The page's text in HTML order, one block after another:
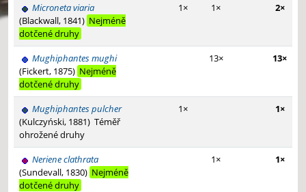
Microneta viaria
(Blackwall, 1841) Nejméně
dotčené druhy
1× 1× 2×
Mughiphantes mughi
(Fickert, 1875) Nejméně
dotčené druhy
13× 13×
Mughiphantes pulcher
(Kulczyński, 1881) Téměř
ohrožené druhy
1× 1×
Neriene clathrata
(Sundevall, 1830) Nejméně
dotčené druhy
1× 1×